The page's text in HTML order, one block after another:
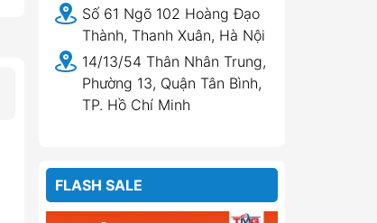
Số 61 Ngõ 102 Hoàng Đạo
Thành, Thanh Xuân, Hà Nội
14/13/54 Thân Nhân Trung,
Phường 13, Quận Tân Bình,
TP. Hồ Chí Minh
FLASH SALE